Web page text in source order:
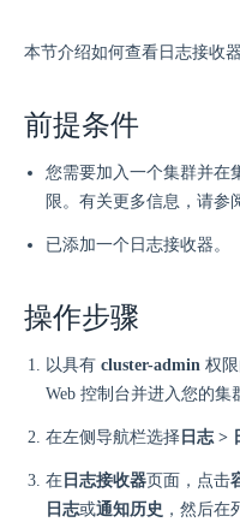
本节介绍如何查看日志接收器
前提条件
您需要加入一个集群并在
限。有关更多信息，请参
已添加一个日志接收器。
操作步骤
以具有 cluster-admin 权
Web 控制台并进入您的集
在左侧导航栏选择 日志 >
在 日志接收器页面，点击
日志或通知历史 ，然后在